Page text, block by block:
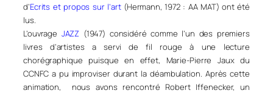
d’Ecrits et propos sur l’art (Hermann, 1972 : AA MAT) ont été
lus.
L’ouvrage JAZZ (1947) considéré comme l’un des premiers
livres d’artistes a servi de fil rouge à une lecture
chorégraphique puisque en effet, Marie-Pierre Jaux du
CCNFC a pu improviser durant la déambulation. Après cette
animation, nous avons rencontré Robert Iffenecker, un